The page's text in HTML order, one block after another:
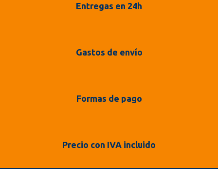
Entregas en 24h
Gastos de envío
Formas de pago
Precio con IVA incluido